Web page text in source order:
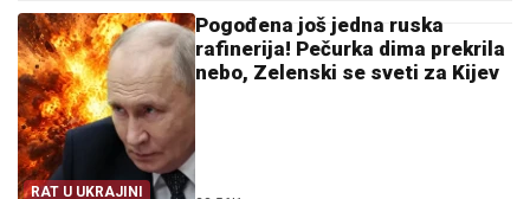
RAT U UKRAJINI
Pogođena još jedna ruska
rafinerija! Pečurka dima prekrila
nebo, Zelenski se sveti za Kijev